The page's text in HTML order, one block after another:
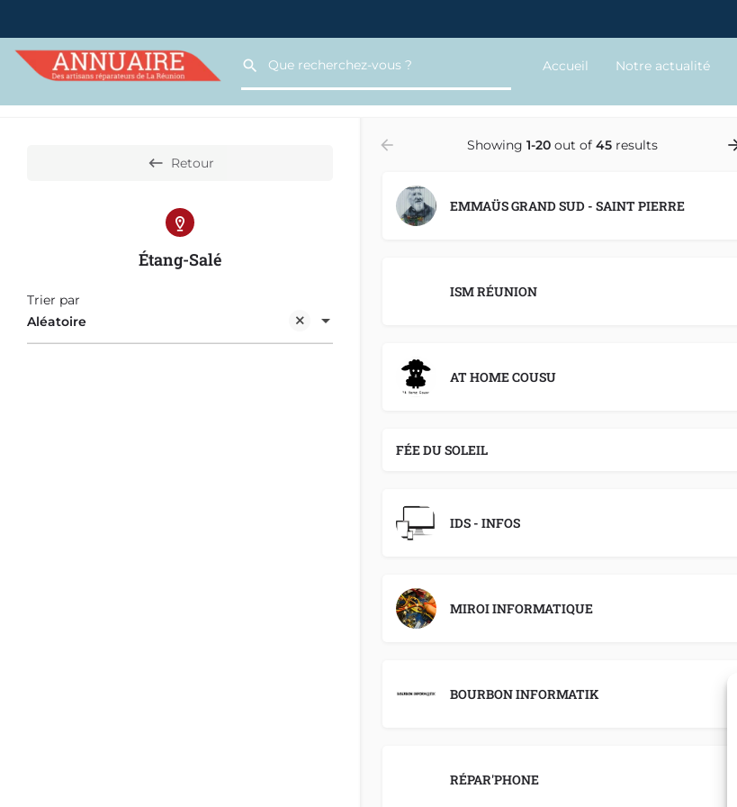
Accueil Notre actualité
Retour
Étang-Salé
Aléatoire
Trier par
Showing 1-20 out of 45 results
EMMAÜS GRAND SUD - SAINT PIERRE
ISM RÉUNION
AT HOME COUSU
FÉE DU SOLEIL
IDS - INFOS
MIROI INFORMATIQUE
BOURBON INFORMATIK
RÉPAR'PHONE